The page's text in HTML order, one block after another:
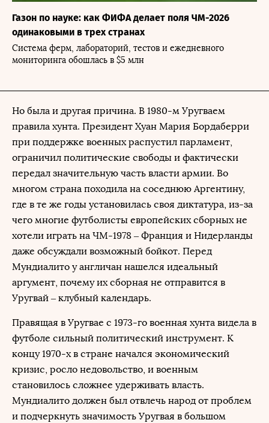
Газон по науке: как ФИФА делает поля ЧМ-2026
одинаковыми в трех странах
Система ферм, лабораторий, тестов и ежедневного
мониторинга обошлась в $5 млн
Но была и другая причина. В 1980-м Уругваем
правила хунта. Президент Хуан Мария Бордаберри
при поддержке военных распустил парламент,
ограничил политические свободы и фактически
передал значительную часть власти армии. Во
многом страна походила на соседнюю Аргентину,
где в те же годы установилась своя диктатура, из-за
чего многие футболисты европейских сборных не
хотели играть на ЧМ-1978 – Франция и Нидерланды
даже обсуждали возможный бойкот. Перед
Мундиалито у англичан нашелся идеальный
аргумент, почему их сборная не отправится в
Уругвай – клубный календарь.
Правящая в Уругвае с 1973-го военная хунта видела в
футболе сильный политический инструмент. К
концу 1970-х в стране начался экономический
кризис, росло недовольство, и военным
становилось сложнее удерживать власть.
Мундиалито должен был отвлечь народ от проблем
и подчеркнуть значимость Уругвая в большом